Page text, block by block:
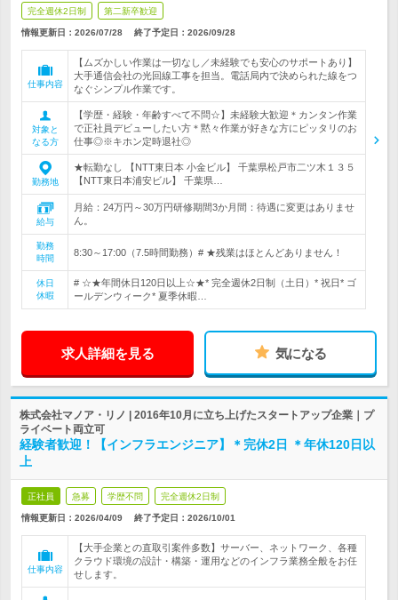
完全週休2日制 第二新卒歓迎
情報更新日：2026/07/28 終了予定日： 2026/09/28
仕事内容
【ムズかしい作業は一切なし／未経験でも安心のサポートあり】
大手通信会社の光回線工事を担当。電話局内で決められた線をつ
なぐシンプル作業です。
対象と
なる方
【学歴・経験・年齢すべて不問☆】未経験大歓迎＊カンタン作業
で正社員デビューしたい方＊黙々作業が好きな方にピッタリのお
仕事◎※キホン定時退社◎
勤務地
★転勤なし 【NTT東日本 小金ビル】 千葉県松戸市二ツ木１３５
【NTT東日本浦安ビル】 千葉県…
給与
月給：24万円～30万円研修期間3か月間：待遇に変更はありませ
ん。
勤務
時間
8:30～17:00（7.5時間勤務）# ★残業はほとんどありません！
休日
休暇
# ☆★年間休日120日以上☆★* 完全週休2日制（土日）* 祝日* ゴ
ールデンウィーク* 夏季休暇…
求人詳細を見る 気になる
株式会社マノア・リノ | 2016年10月に立ち上げたスタートアップ企業｜プ
ライベート両立可
経験者歓迎！【インフラエンジニア】＊完休2日 ＊年休120日以
上
正社員 急募 学歴不問 完全週休2日制
情報更新日：2026/04/09 終了予定日： 2026/10/01
仕事内容
【大手企業との直取引案件多数】サーバー、ネットワーク、各種
クラウド環境の設計・構築・運用などのインフラ業務全般をお任
せします。